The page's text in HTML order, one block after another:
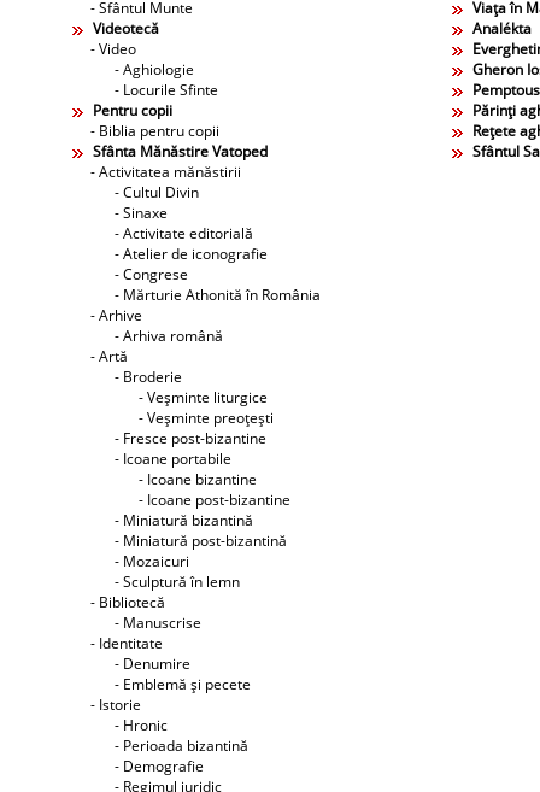
- Sfântul Munte
Viaţa în
Videotecă
- Video
- Aghiologie
- Locurile Sfinte
Analékta
Gheron
Pentru copii
- Biblia pentru copii
Părinţi
Reţete
Sfânta Mănăstire Vatoped
- Activitatea mănăstirii
- Cultul Divin
- Sinaxe
- Activitate editorială
- Atelier de iconografie
- Congrese
- Mărturie Athonită în România
- Arhive
- Arhiva română
- Artă
- Broderie
- Veşminte liturgice
- Veşminte preoţeşti
- Fresce post-bizantine
- Icoane portabile
- Icoane bizantine
- Icoane post-bizantine
- Miniatură bizantină
- Miniatură post-bizantină
- Mozaicuri
- Sculptură în lemn
- Bibliotecă
- Manuscrise
- Identitate
- Denumire
- Emblemă şi pecete
- Istorie
- Hronic
- Perioada bizantină
- Demografie
- Regimul juridic
Sfântul